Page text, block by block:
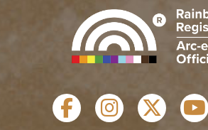
SOZIALE LINKS